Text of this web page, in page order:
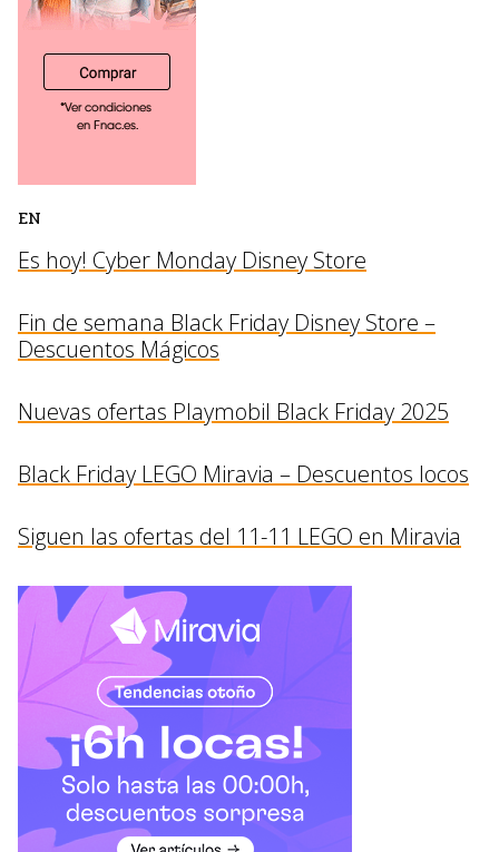
EN
Es hoy! Cyber Monday Disney Store
Fin de semana Black Friday Disney Store –
Descuentos Mágicos
Nuevas ofertas Playmobil Black Friday 2025
Black Friday LEGO Miravia – Descuentos locos
Siguen las ofertas del 11-11 LEGO en Miravia